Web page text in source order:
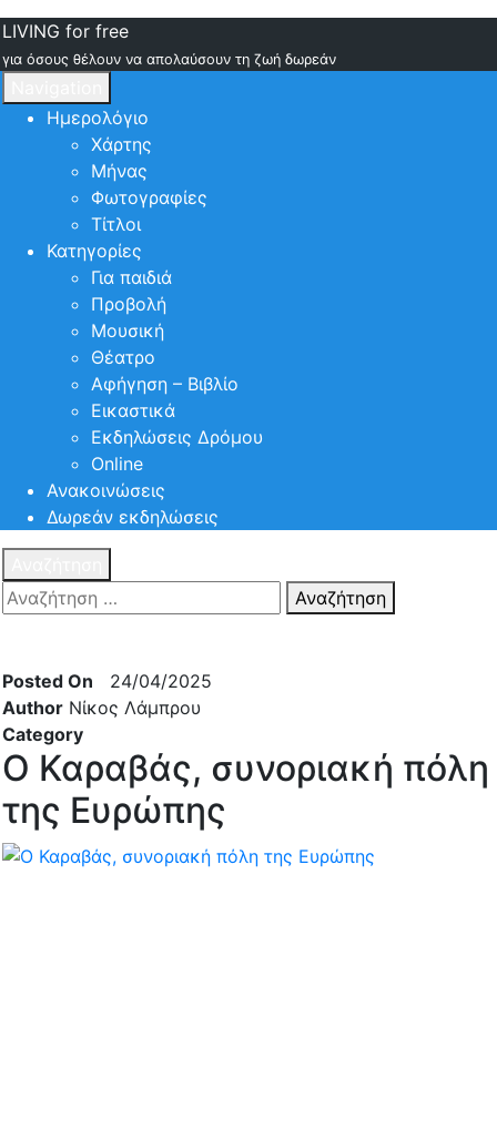
LIVING for free
για όσους θέλουν να απολαύσουν τη ζωή δωρεάν
Ημερολόγιο
Χάρτης
Μήνας
Φωτογραφίες
Τίτλοι
Κατηγορίες
Για παιδιά
Προβολή
Μουσική
Θέατρο
Αφήγηση – Βιβλίο
Εικαστικά
Εκδηλώσεις Δρόμου
Online
Ανακοινώσεις
Δωρεάν εκδηλώσεις
Αναζήτηση
Posted On
24/04/2025
Author Νίκος Λάμπρου
Category
Ο Καραβάς, συνοριακή πόλη
της Ευρώπης